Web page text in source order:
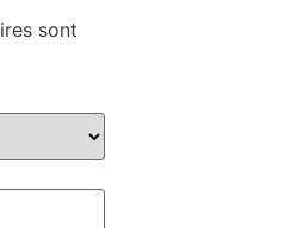
sont